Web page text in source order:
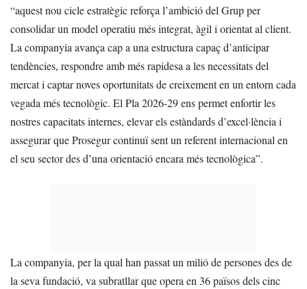
“aquest nou cicle estratègic reforça l’ambició del Grup per
consolidar un model operatiu més integrat, àgil i orientat al client.
La companyia avança cap a una estructura capaç d’anticipar
tendències, respondre amb més rapidesa a les necessitats del
mercat i captar noves oportunitats de creixement en un entorn cada
vegada més tecnològic. El Pla 2026-29 ens permet enfortir les
nostres capacitats internes, elevar els estàndards d’excel·lència i
assegurar que Prosegur continuï sent un referent internacional en
el seu sector des d’una orientació encara més tecnològica”.
La companyia, per la qual han passat un milió de persones des de
la seva fundació, va subratllar que opera en 36 països dels cinc